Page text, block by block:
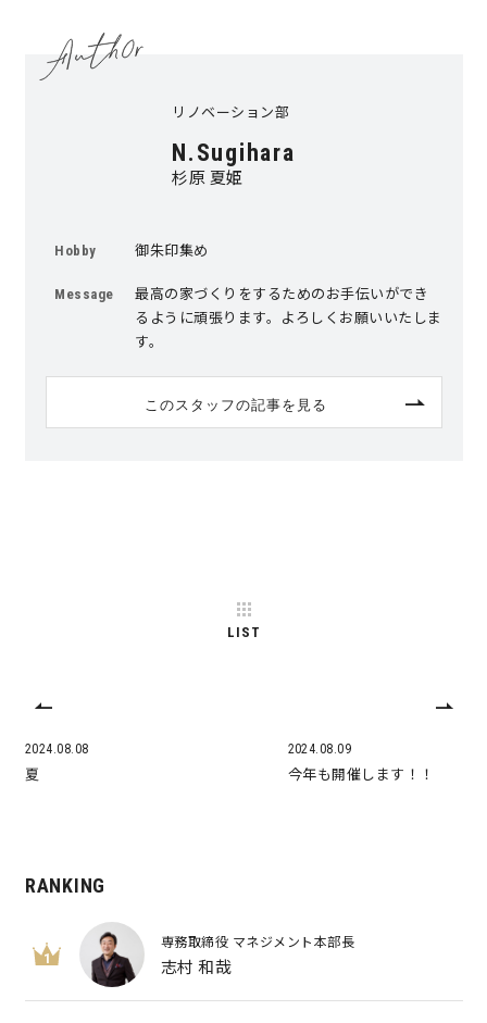
リノベーション部
N.Sugihara
杉原 夏姫
Hobby 御朱印集め
Message
最高の家づくりをするためのお手伝いができ
るように頑張ります。よろしくお願いいたしま
す。
このスタッフの記事を見る
2024.08.08
夏
LIST
2024.08.09
今年も開催します！！
RANKING
1
専務取締役 マネジメント本部長
志村 和哉